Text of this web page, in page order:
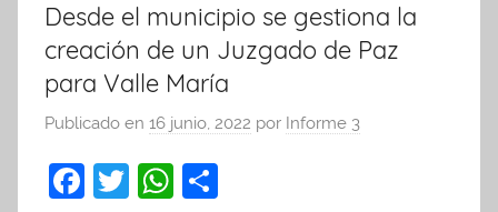
Desde el municipio se gestiona la
creación de un Juzgado de Paz
para Valle María
Publicado en 16 junio, 2022 por Informe 3
F
T
W